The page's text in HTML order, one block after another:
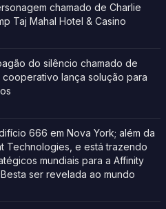
chamado de Charlie
Taj Mahal Hotel & Casino
do silêncio chamado de
lança solução para
666 em Nova York; além da
Technologies, e está trazendo
mundiais para a Affinity
ser revelada ao mundo